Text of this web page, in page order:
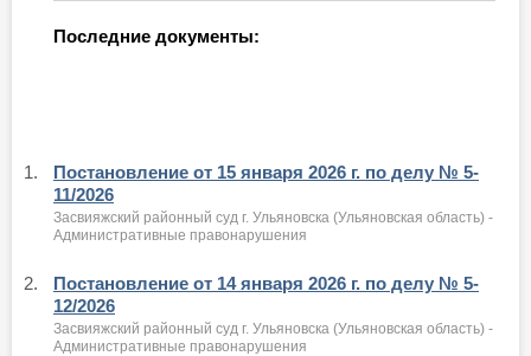
Последние документы:
1.
Постановление от 15 января 2026 г. по делу № 5-
11/2026
Засвияжский районный суд г. Ульяновска (Ульяновская область) -
Административные правонарушения
2.
Постановление от 14 января 2026 г. по делу № 5-
12/2026
Засвияжский районный суд г. Ульяновска (Ульяновская область) -
Административные правонарушения